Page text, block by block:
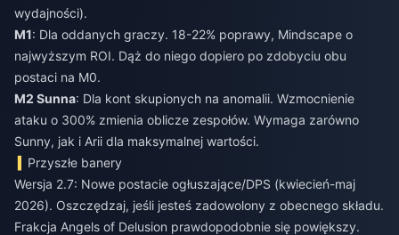
wydajności).
M1: Dla oddanych graczy. 18-22% poprawy, Mindscape o
najwyższym ROI. Dąż do niego dopiero po zdobyciu obu
postaci na M0.
M2 Sunna: Dla kont skupionych na anomalii. Wzmocnienie
ataku o 300% zmienia oblicze zespołów. Wymaga zarówno
Sunny, jak i Arii dla maksymalnej wartości.
Przyszłe banery
Wersja 2.7: Nowe postacie ogłuszające/DPS (kwiecień-maj
2026). Oszczędzaj, jeśli jesteś zadowolony z obecnego składu.
Frakcja Angels of Delusion prawdopodobnie się powiększy.